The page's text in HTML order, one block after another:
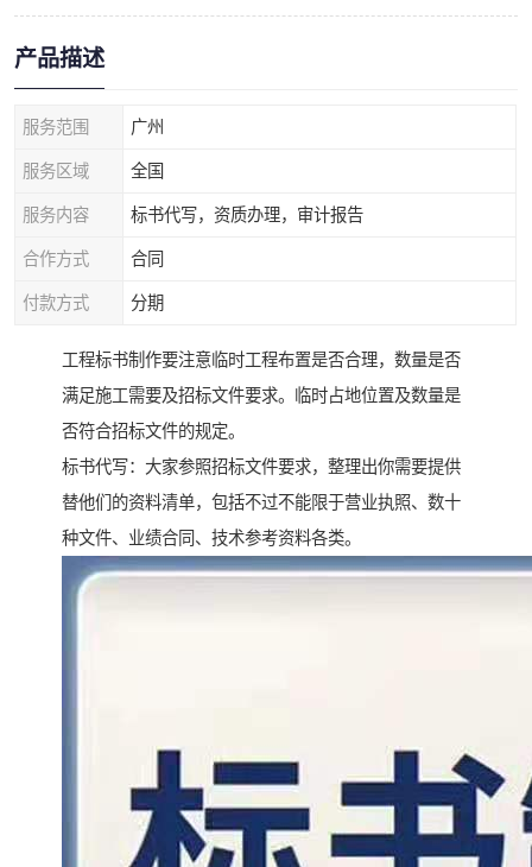
产品描述
服务范围 广州
服务区域 全国
服务内容 标书代写，资质办理，审计报告
合作方式 合同
付款方式 分期
工程标书制作要注意临时工程布置是否合理，数量是否
满足施工需要及招标文件要求。临时占地位置及数量是
否符合招标文件的规定。
标书代写：大家参照招标文件要求，整理出你需要提供
替他们的资料清单，包括不过不能限于营业执照、数十
种文件、业绩合同、技术参考资料各类。